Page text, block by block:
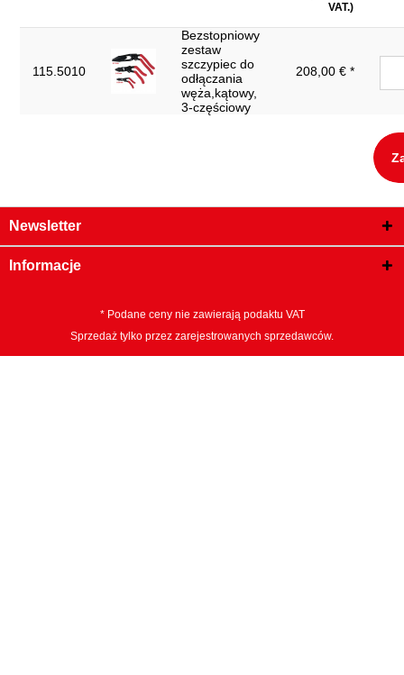
VAT.)
115.5010
Bezstopniowy
zestaw
szczypiec do
odłączania
węża,kątowy,
3-częściowy
208,00 € *
Newsletter
Informacje
* Podane ceny nie zawierają podaktu VAT
Sprzedaż tylko przez zarejestrowanych sprzedawców.